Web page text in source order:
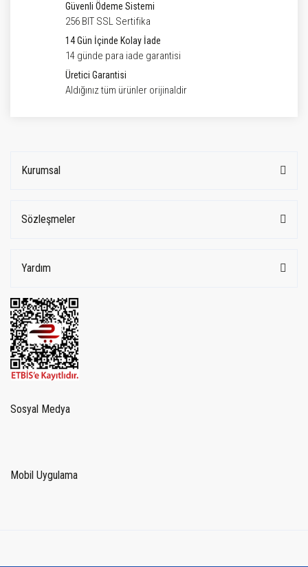
Güvenli Ödeme Sistemi
256 BIT SSL Sertifika
14 Gün İçinde Kolay İade
14 günde para iade garantisi
Üretici Garantisi
Aldığınız tüm ürünler orijinaldir
Kurumsal
Sözleşmeler
Yardım
Sosyal Medya
Mobil Uygulama